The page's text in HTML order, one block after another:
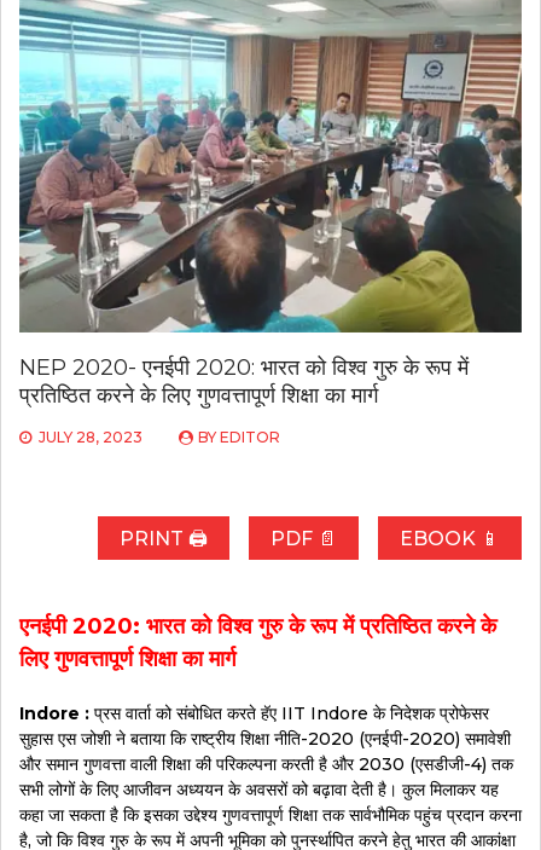
NEP 2020- एनईपी 2020: भारत को विश्व गुरु के रूप में
प्रतिष्ठित करने के लिए गुणवत्तापूर्ण शिक्षा का मार्ग
JULY 28, 2023 BY EDITOR
PRINT 🖨 PDF 📄 EBOOK 📱
एनईपी 2020: भारत को विश्व गुरु के रूप में प्रतिष्ठित करने के
लिए गुणवत्तापूर्ण शिक्षा का मार्ग
Indore : प्रस वार्ता को संबोधित करते हॅए IIT Indore के निदेशक प्रोफेसर
सुहास एस जोशी ने बताया कि राष्ट्रीय शिक्षा नीति-2020 (एनईपी-2020) समावेशी
और समान गुणवत्ता वाली शिक्षा की परिकल्पना करती है और 2030 (एसडीजी-4) तक
सभी लोगों के लिए आजीवन अध्ययन के अवसरों को बढ़ावा देती है। कुल मिलाकर यह
कहा जा सकता है कि इसका उद्देश्य गुणवत्तापूर्ण शिक्षा तक सार्वभौमिक पहुंच प्रदान करना
है, जो कि विश्व गुरु के रूप में अपनी भूमिका को पुनर्स्थापित करने हेतु भारत की आकांक्षा